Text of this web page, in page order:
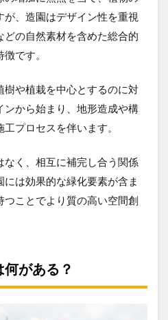
、造園はデザイン性を重視
どの自然素材を含めた総合的
です。
や植栽を中心とするのに対
ンから始まり、地形造成や構
プロセスを伴います。
く、相互に補完し合う関係
は効果的な緑化要素が含ま
ことでより質の高い空間創
がある？